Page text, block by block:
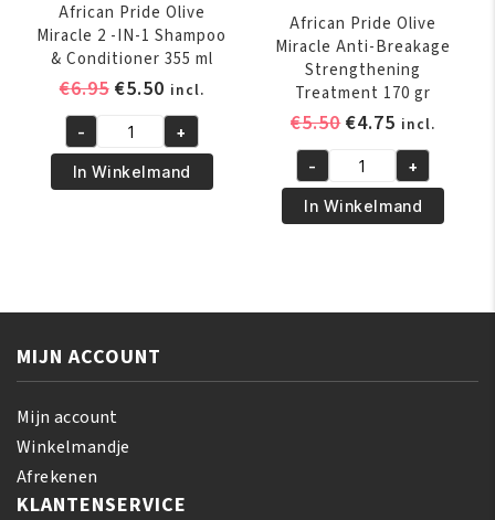
African Pride Olive
Miracle 2 -IN-1 Shampoo
& Conditioner 355 ml
€6.95 Oorspronkelijke
was:
€6.95.
€5.50Huidige
prijs
is:
€5.50.
incl.
African
Pride
Olive
Shampoo
&
Conditioner
355
ml
aantal
- +
In Winkelmand
African Pride Olive
Miracle Anti-Breakage
Strengthening
Treatment 170 gr
€5.50
was:
€5.50.
€4.75 Huidige
prijs
is:
€4.75.
incl.
African
Pride
Olive
Breakage
170
- +
In Winkelmand
MIJN ACCOUNT
Mijn account
Winkelmandje
Afrekenen
KLANTENSERVICE